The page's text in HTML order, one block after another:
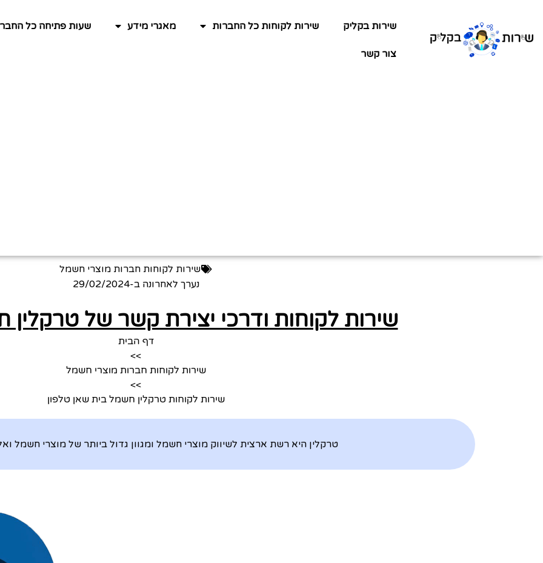
שירות בקליק שירות לקוחות כל החברות מאגרי מידע שעות פתיחה כל
צור קשר
שירות לקוחות חברות מוצרי חשמל
נערך לאחרונה ב-29/02/2024
שירות לקוחות ודרכי יצירת קשר של
דף הבית
>>
שירות לקוחות חברות מוצרי חשמל
>>
שירות לקוחות טרקלין חשמל בית שאן טלפון
טרקלין היא רשת ארצית לשיווק מוצרי חשמל ומגוון גדול ביותר של מוצרי חשמל